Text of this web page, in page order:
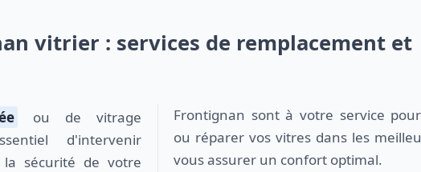
vitrier : services de remplacement et
ou de vitrage
d'intervenir
sécurité de votre
Frontignan sont à votre service
ou réparer vos vitres dans les
vous assurer un confort optimal.